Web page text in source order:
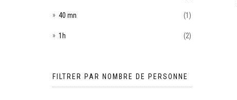
40 mn (1)
1h (2)
FILTRER PAR NOMBRE DE PERSONNE